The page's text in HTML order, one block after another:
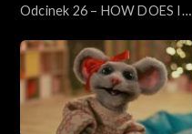
Odcinek 26 – HOW DOES IT